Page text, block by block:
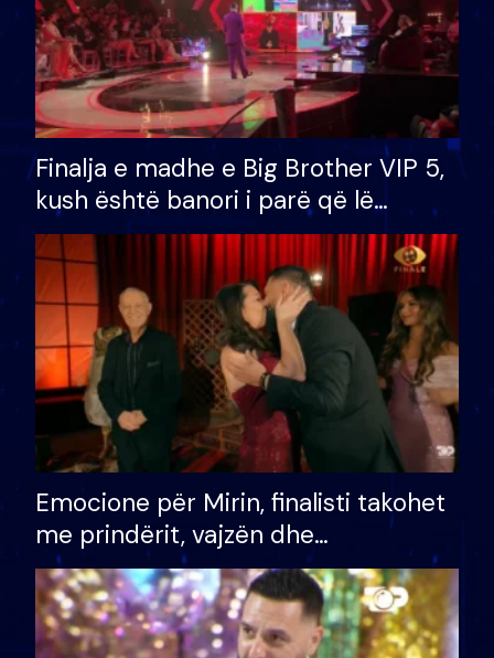
Finalja e madhe e Big Brother VIP 5,
kush është banori i parë që lë
shtëpinë dhe humb mundësinë për
të fituar çmimin e madh
Emocione për Mirin, finalisti takohet
me prindërit, vajzën dhe
bashkëshorten: S’kemi ndonjë letër
divorci apo jo?